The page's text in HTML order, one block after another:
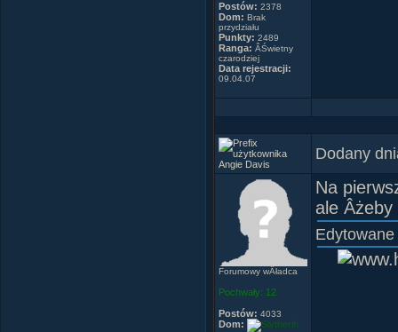
Postów: 2378
Dom: Brak
przydziału
Punkty: 2489
Ranga: ÂŚwietny
czarodziej
Data rejestracji:
09.04.07
Angie Davis
Dodany
Forumowy wÂładca
Pochwały: 12
Postów: 4033
Dom:
Na
ale Âżeby